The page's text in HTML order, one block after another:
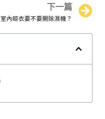
下一篇
室內晾衣要不要開除濕機？